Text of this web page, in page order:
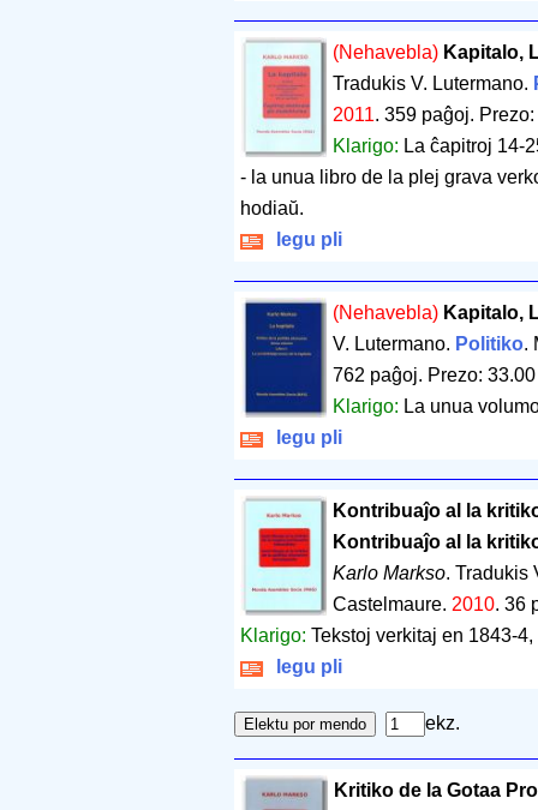
(Nehavebla) Kapitalo,
Tradukis V. Lutermano.
2011. 359 paĝoj.
Klarigo: La ĉapitroj 14-
- la unua libro de la plej grava
hodiaŭ.
legu pli
(Nehavebla) Kapitalo,
V. Lutermano. Politiko.
762 paĝoj. Prezo:
Klarigo: La unua
legu pli
Kontribuaĵo al la
Kontribuaĵo al la
Karlo Markso. Tradukis
Castelmaure. 2010. 36
Klarigo: Tekstoj verkitaj en 1843-
legu pli
ekz.
Kritiko de la Gotaa